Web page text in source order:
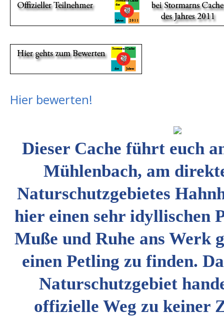
Hier bewerten!
Dieser Cache führt euch
Mühlenbach, am
Naturschutzgebietes
hier einen sehr idyllischen
Muße und Ruhe ans Werk
einen Petling zu finden.
Naturschutzgebiet
offizielle Weg zu keiner